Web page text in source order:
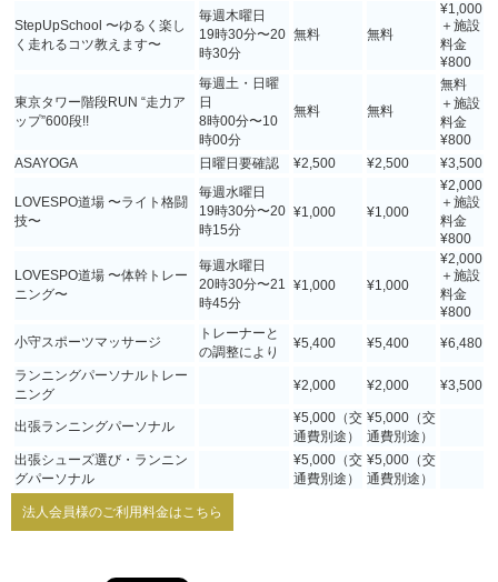
StepUpSchool 〜ゆるく楽し
く走れるコツ教えます〜
毎週木曜日
19時30分〜20
時30分
無料 無料
¥1,000
＋施設
料金
¥800
東京タワー階段RUN “走力ア
ップ”600段!!
毎週土・日曜
日
8時00分〜10
時00分
無料 無料
無料
＋施設
料金
¥800
ASAYOGA
日曜日要確認 ¥2,500 ¥2,500 ¥3,500
LOVESPO道場 〜ライト格闘
技〜
毎週水曜日
19時30分〜20
時15分
¥1,000 ¥1,000
¥2,000
＋施設
料金
¥800
LOVESPO道場 〜体幹トレー
ニング〜
毎週水曜日
20時30分〜21
時45分
¥1,000 ¥1,000
¥2,000
＋施設
料金
¥800
小守スポーツマッサージ
トレーナーと
の調整により
¥5,400 ¥5,400 ¥6,480
ランニングパーソナルトレー
ニング
¥2,000 ¥2,000 ¥3,500
出張ランニングパーソナル
¥5,000（交
通費別途）
¥5,000（交
通費別途）
出張シューズ選び・ランニン
グパーソナル
¥5,000（交
通費別途）
¥5,000（交
通費別途）
法人会員様のご利用料金はこちら